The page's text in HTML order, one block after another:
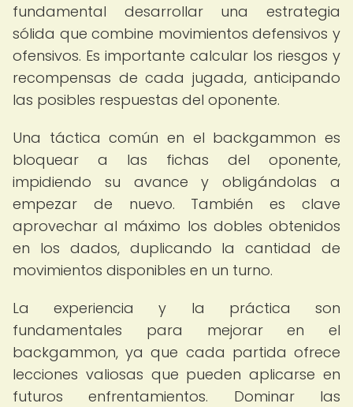
fundamental desarrollar una estrategia
sólida que combine movimientos defensivos y
ofensivos. Es importante calcular los riesgos y
recompensas de cada jugada, anticipando
las posibles respuestas del oponente.
Una táctica común en el backgammon es
bloquear a las fichas del oponente,
impidiendo su avance y obligándolas a
empezar de nuevo. También es clave
aprovechar al máximo los dobles obtenidos
en los dados, duplicando la cantidad de
movimientos disponibles en un turno.
La experiencia y la práctica son
fundamentales para mejorar en el
backgammon, ya que cada partida ofrece
lecciones valiosas que pueden aplicarse en
futuros enfrentamientos. Dominar las